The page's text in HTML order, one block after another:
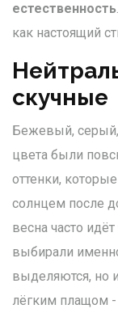
естественность
как настоящий
скучные
Бежевый,
цвета были
оттенки,
солнцем после
весна часто
выбирали
выделяются, но
лёгким плащом -